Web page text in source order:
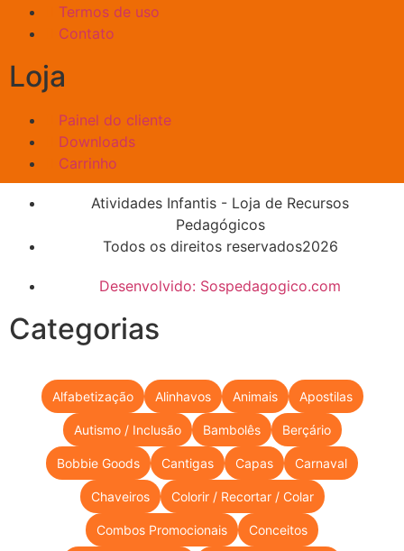
Termos de uso
Contato
Loja
Painel do cliente
Downloads
Carrinho
Atividades Infantis - Loja de Recursos
Pedagógicos
Todos os direitos reservados2026
Desenvolvido: Sospedagogico.com
Categorias
Alfabetização Alinhavos Animais Apostilas
Autismo / Inclusão Bambolês Berçário
Bobbie Goods Cantigas Capas Carnaval
Chaveiros Colorir / Recortar / Colar
Combos Promocionais Conceitos